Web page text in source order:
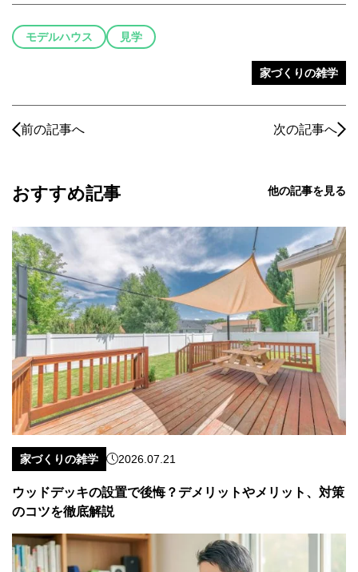
モデルハウス 見学
家づくりの雑学
前の記事へ 次の記事へ
おすすめ記事 他の記事を見る
家づくりの雑学 2026.07.21
ウッドデッキの設置で後悔？デメリットやメリット、対策
のコツを徹底解説